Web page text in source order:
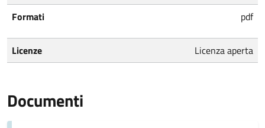
Formati
pdf
Licenze Licenza aperta
Documenti